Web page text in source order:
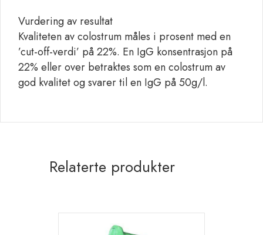
Vurdering av resultat
Kvaliteten av colostrum måles i prosent med en
’cut-off-verdi’ på 22%. En IgG konsentrasjon på
22% eller over betraktes som en colostrum av
god kvalitet og svarer til en IgG på 50g/l.
Relaterte produkter